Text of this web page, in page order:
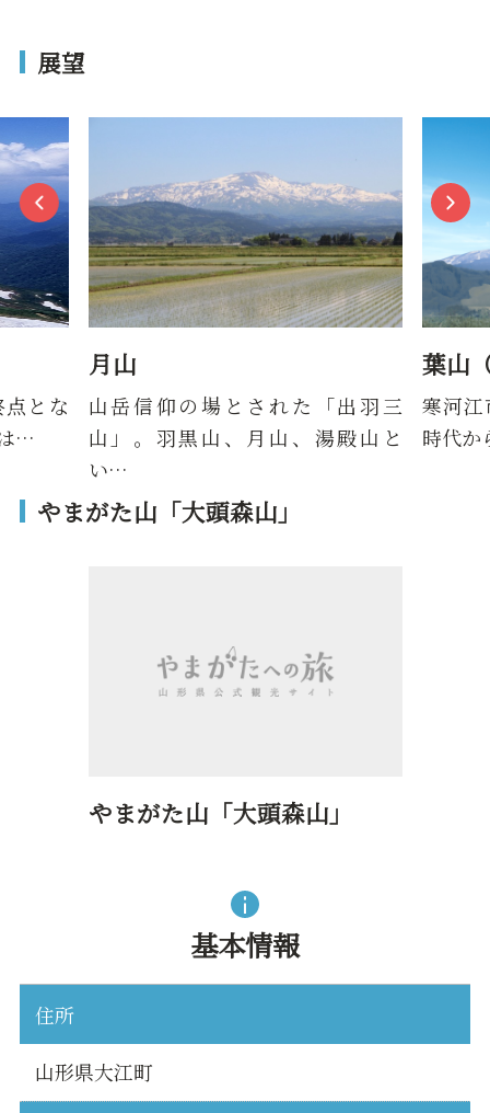
展望
とな
…
月山
山岳信仰の場とされた「出羽三
山」。羽黒山、月山、湯殿山と
い…
葉山
寒河
時代か
やまがた山「大頭森山」
やまがた山「大頭森山」
基本情報
住所
山形県大江町